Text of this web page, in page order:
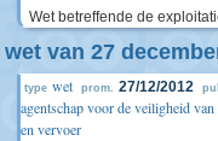
Wet betreffende de
wet van 27
type wet prom. 27/12/2012
agentschap voor de veiligheid
en vervoer